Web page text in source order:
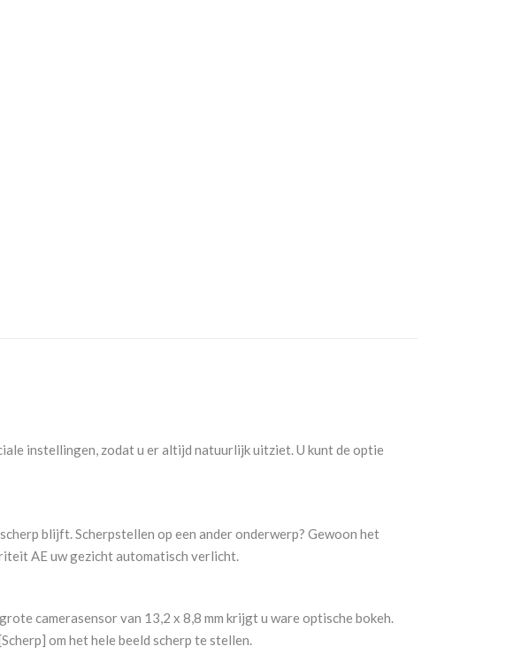
instellingen, zodat u er altijd natuurlijk uitziet. U kunt de optie
blijft. Scherpstellen op een ander onderwerp? Gewoon het
AE uw gezicht automatisch verlicht.
camerasensor van 13,2 x 8,8 mm krijgt u ware optische bokeh.
om het hele beeld scherp te stellen.